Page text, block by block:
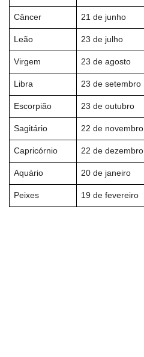
Câncer 21 de junho
Leão 23 de julho
Virgem 23 de agosto
Libra 23 de setembro
Escorpião 23 de outubro
Sagitário 22 de novembro
Capricórnio 22 de dezembro
Aquário 20 de janeiro
Peixes 19 de fevereiro